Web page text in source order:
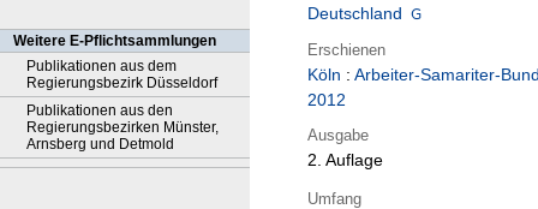
Weitere E-Pflichtsammlungen
Publikationen aus dem
Regierungsbezirk Düsseldorf
Publikationen aus den
Regierungsbezirken Münster,
Arnsberg und Detmold
Deutschland
Erschienen
Köln : Arbeiter-Samariter-
2012
Ausgabe
2. Auflage
Umfang